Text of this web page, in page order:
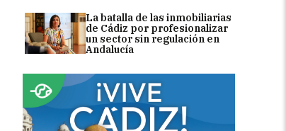
La batalla de las inmobiliarias
de Cádiz por profesionalizar
un sector sin regulación en
Andalucía